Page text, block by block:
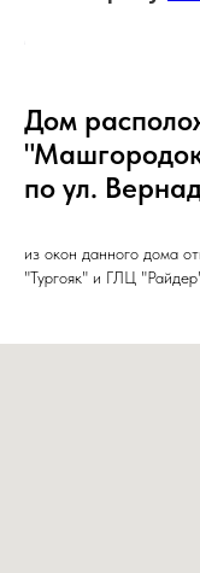
Дом
по ул.
из окон данного дома
"Тургояк" и ГЛЦ